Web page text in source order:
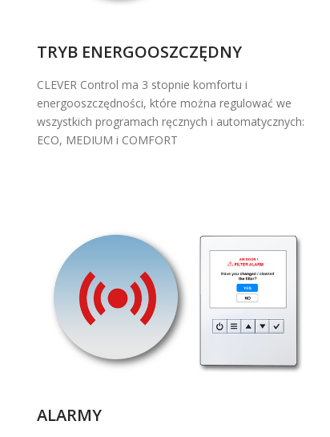
TRYB ENERGOOSZCZĘDNY
CLEVER Control ma 3 stopnie komfortu i
energooszczędności, które można regulować we
wszystkich programach ręcznych i automatycznych:
ECO, MEDIUM i COMFORT
ALARMY